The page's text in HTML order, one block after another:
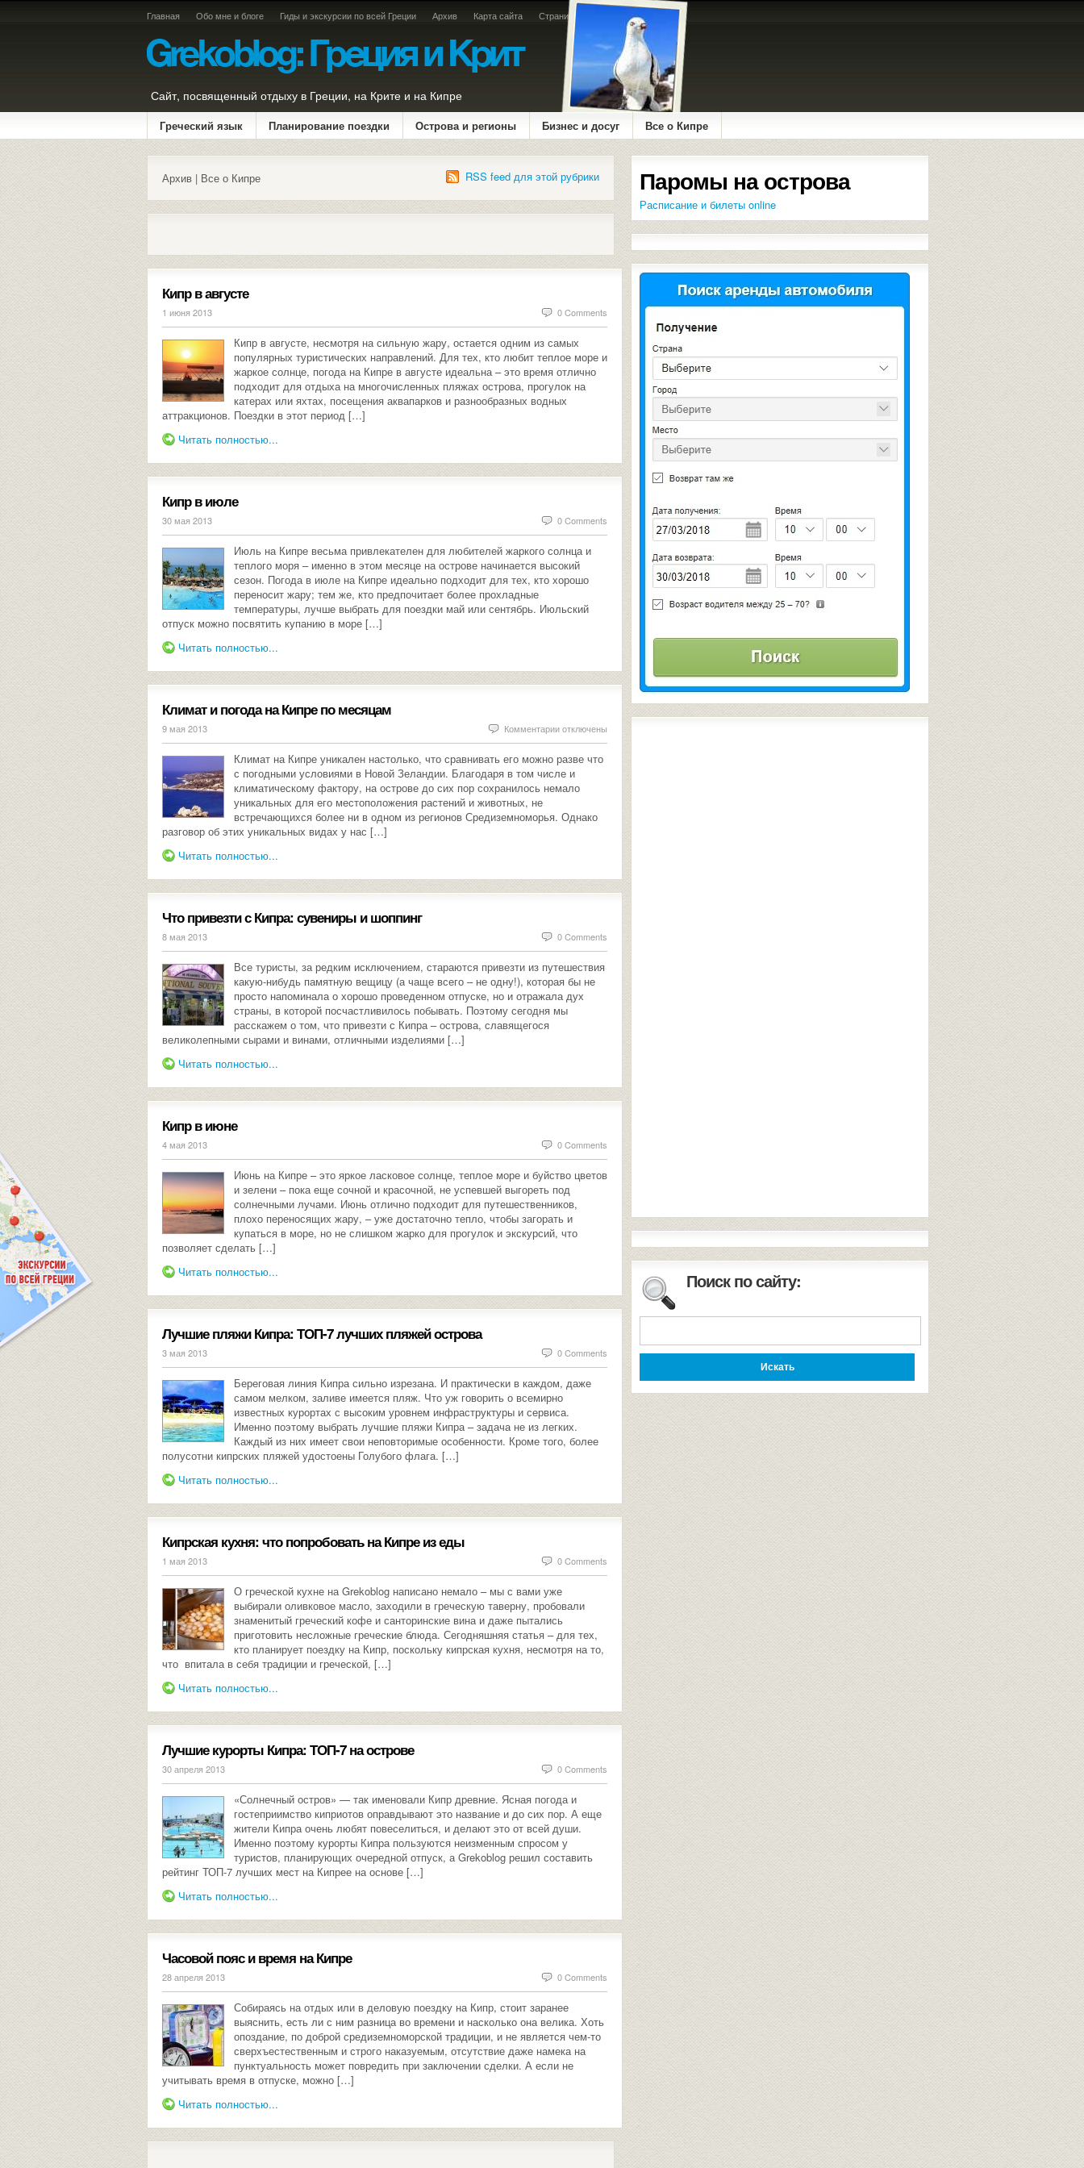
Главная Обо мне и блоге Гиды и экскурсии по всей Греции Архив Карта сайта Страница оплаты
Сайт, посвященный отдыху в Греции, на Крите и на Кипре
Греческий язык Планирование поездки Острова и регионы Бизнес и досуг Все о Кипре
Архив | Все о Кипре RSS feed для этой рубрики
Кипр в августе
1 июня 2013 0 Comments
Кипр в августе, несмотря на сильную жару, остается одним из самых
популярных туристических направлений. Для тех, кто любит теплое море и
жаркое солнце, погода на Кипре в августе идеальна – это время отлично
подходит для отдыха на многочисленных пляжах острова, прогулок на
катерах или яхтах, посещения аквапарков и разнообразных водных
аттракционов. Поездки в этот период […]
Читать полностью...
Кипр в июле
30 мая 2013 0 Comments
Июль на Кипре весьма привлекателен для любителей жаркого солнца и
теплого моря – именно в этом месяце на острове начинается высокий
сезон. Погода в июле на Кипре идеально подходит для тех, кто хорошо
переносит жару; тем же, кто предпочитает более прохладные
температуры, лучше выбрать для поездки май или сентябрь. Июльский
отпуск можно посвятить купанию в море […]
Читать полностью...
Климат и погода на Кипре по месяцам
9 мая 2013 Комментариик
записи
и
отключены
Климат на Кипре уникален настолько, что сравнивать его можно разве что
с погодными условиями в Новой Зеландии. Благодаря в том числе и
климатическому фактору, на острове до сих пор сохранилось немало
уникальных для его местоположения растений и животных, не
встречающихся более ни в одном из регионов Средиземноморья. Однако
разговор об этих уникальных видах у нас […]
Читать полностью...
Что привезти с Кипра: сувениры и шоппинг
8 мая 2013 0 Comments
Все туристы, за редким исключением, стараются привезти из путешествия
какую-нибудь памятную вещицу (а чаще всего – не одну!), которая бы не
просто напоминала о хорошо проведенном отпуске, но и отражала дух
страны, в которой посчастливилось побывать. Поэтому сегодня мы
расскажем о том, что привезти с Кипра – острова, славящегося
великолепными сырами и винами, отличными изделиями […]
Читать полностью...
Кипр в июне
4 мая 2013 0 Comments
Июнь на Кипре – это яркое ласковое солнце, теплое море и буйство цветов
и зелени – пока еще сочной и красочной, не успевшей выгореть под
солнечными лучами. Июнь отлично подходит для путешественников,
плохо переносящих жару, – уже достаточно тепло, чтобы загорать и
купаться в море, но не слишком жарко для прогулок и экскурсий, что
позволяет сделать […]
Читать полностью...
Лучшие пляжи Кипра: ТОП-7 лучших пляжей острова
3 мая 2013 0 Comments
Береговая линия Кипра сильно изрезана. И практически в каждом, даже
самом мелком, заливе имеется пляж. Что уж говорить о всемирно
известных курортах с высоким уровнем инфраструктуры и сервиса.
Именно поэтому выбрать лучшие пляжи Кипра – задача не из легких.
Каждый из них имеет свои неповторимые особенности. Кроме того, более
полусотни кипрских пляжей удостоены Голубого флага. […]
Читать полностью...
Кипрская кухня: что попробовать на Кипре из еды
1 мая 2013 0 Comments
О греческой кухне на Grekoblog написано немало – мы с вами уже
выбирали оливковое масло, заходили в греческую таверну, пробовали
знаменитый греческий кофе и санторинские вина и даже пытались
приготовить несложные греческие блюда. Сегодняшняя статья – для тех,
кто планирует поездку на Кипр, поскольку кипрская кухня, несмотря на то,
что впитала в себя традиции и греческой, […]
Читать полностью...
Лучшие курорты Кипра: ТОП-7 на острове
30 апреля 2013 0 Comments
«Солнечный остров» — так именовали Кипр древние. Ясная погода и
гостеприимство киприотов оправдывают это название и до сих пор. А еще
жители Кипра очень любят повеселиться, и делают это от всей души.
Именно поэтому курорты Кипра пользуются неизменным спросом у
туристов, планирующих очередной отпуск, а Grekoblog решил составить
рейтинг ТОП-7 лучших мест на Кипрее на основе […]
Читать полностью...
Часовой пояс и время на Кипре
28 апреля 2013 0 Comments
Собираясь на отдых или в деловую поездку на Кипр, стоит заранее
выяснить, есть ли с ним разница во времени и насколько она велика. Хоть
опоздание, по доброй средиземноморской традиции, и не является чем-то
сверхъестественным и строго наказуемым, отсутствие даже намека на
пунктуальность может повредить при заключении сделки. А если не
учитывать время в отпуске, можно […]
Читать полностью...
Паромы на острова
Расписание и билеты online
Поиск по сайту: